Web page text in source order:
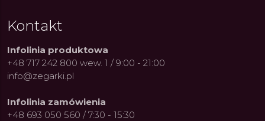
Kontakt
Infolinia produktowa
+48 717 242 800 wew. 1 / 9:00 - 21:00
info@zegarki.pl
Infolinia zamówienia
+48 693 050 560 / 7:30 - 15:30